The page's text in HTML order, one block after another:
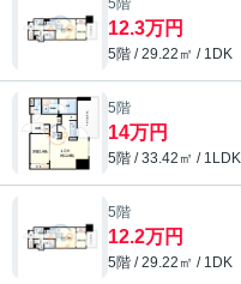
12.3万円
5階 / 29.22㎡ / 1DK
5階
14万円
5階 / 33.42㎡ / 1LDK
5階
12.2万円
5階 / 29.22㎡ / 1DK